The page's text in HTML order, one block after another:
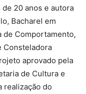
20 anos e autora
Bacharel em
de Comportamento,
Consteladora
aprovado pela
de Cultura e
realização do